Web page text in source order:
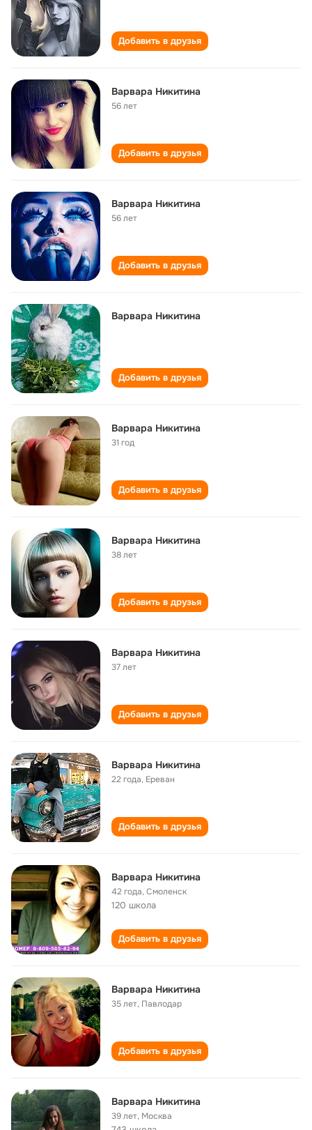
Добавить в друзья
Варвара Никитина
56 лет
Добавить в друзья
Варвара Никитина
56 лет
Добавить в друзья
Варвара Никитина
Добавить в друзья
Варвара Никитина
31 год
Добавить в друзья
Варвара Никитина
38 лет
Добавить в друзья
Варвара Никитина
37 лет
Добавить в друзья
Варвара Никитина
22 года, Ереван
Добавить в друзья
Варвара Никитина
42 года,Смоленск
120 школа
Добавить в друзья
Варвара Никитина
35 лет, Павлодар
Добавить в друзья
Варвара Никитина
39 лет, Москва